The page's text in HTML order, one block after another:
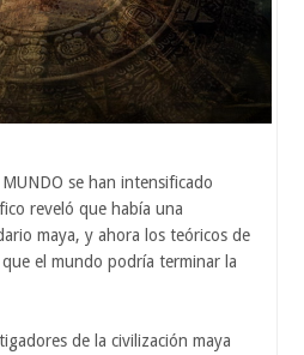
se han intensificado
reveló que había una
maya, y ahora los teóricos de
el mundo podría terminar la
de la civilización maya